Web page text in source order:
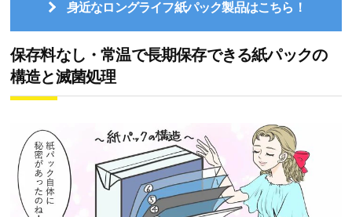
身近なロングライフ紙パック製品はこちら！
保存料なし・常温で長期保存できる紙パックの
構造と滅菌処理